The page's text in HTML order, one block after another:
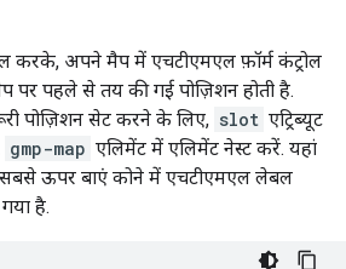
करके, अपने मैप में एचटीएमएल फ़ॉर्म कंट्रोल
पर पहले से तय की गई पोज़िशन होती है.
पोज़िशन सेट करने के लिए, slot एट्रिब्यूट
gmp-map एलिमेंट में एलिमेंट नेस्ट करें. यहां
ऊपर बाएं कोने में एचटीएमएल लेबल
है.